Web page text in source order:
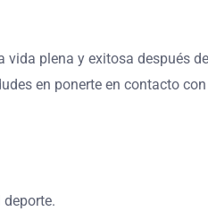
plena y exitosa después
en ponerte en contacto